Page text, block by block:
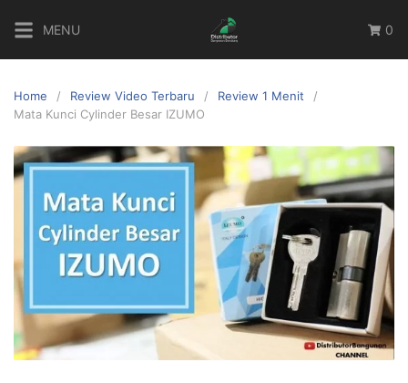
MENU 0
Home Review Video Terbaru
Review 1 Menit
Mata Kunci Cylinder Besar IZUMO